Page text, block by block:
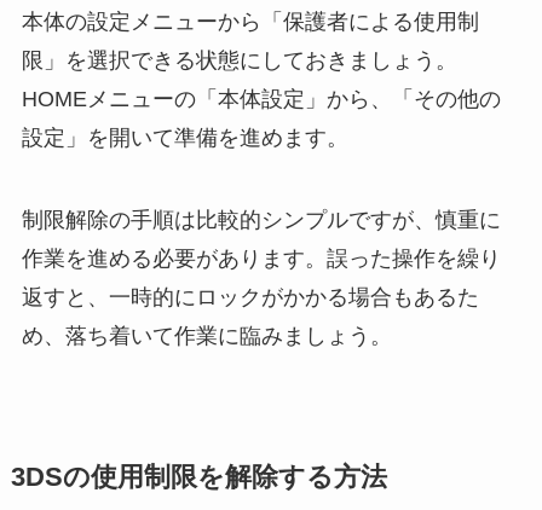
本体の設定メニューから「保護者による使用制
限」を選択できる状態にしておきましょう。
HOMEメニューの「本体設定」から、「その他の
設定」を開いて準備を進めます。
制限解除の手順は比較的シンプルですが、慎重に
作業を進める必要があります。誤った操作を繰り
返すと、一時的にロックがかかる場合もあるた
め、落ち着いて作業に臨みましょう。
3DSの使用制限を解除する方法